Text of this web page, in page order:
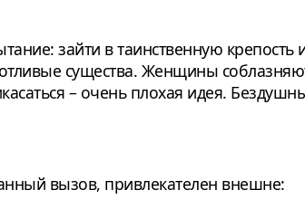
зайти в таинственную
существа. Женщины
– очень плохая идея.
вызов, привлекателен внешне: